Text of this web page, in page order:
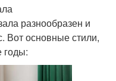
разнообразен и
Вот основные стили,
годы: